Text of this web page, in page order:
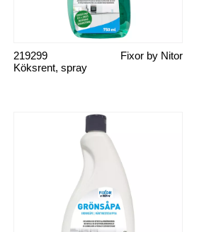
Köksrent, spray
Fixor by Nitor
219299